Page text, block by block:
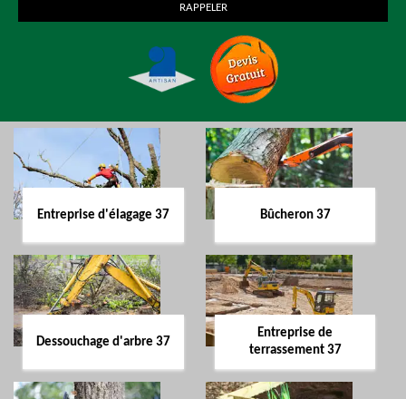
Entreprise d'élagage 37 Bûcheron 37
Dessouchage d'arbre 37
Entreprise de
terrassement 37